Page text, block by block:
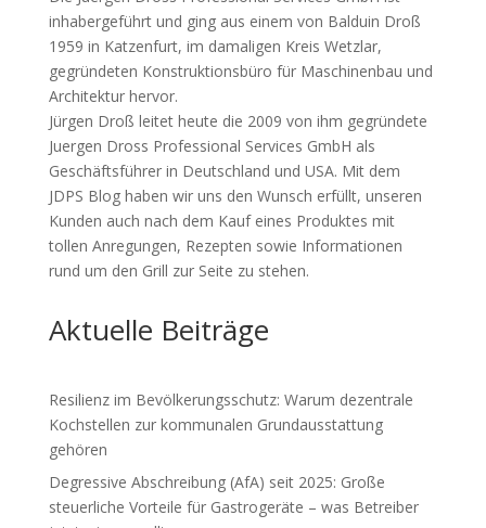
inhabergeführt und ging aus einem von Balduin Droß
1959 in Katzenfurt, im damaligen Kreis Wetzlar,
gegründeten Konstruktionsbüro für Maschinenbau und
Architektur hervor.
Jürgen Droß leitet heute die 2009 von ihm gegründete
Juergen Dross Professional Services GmbH als
Geschäftsführer in Deutschland und USA. Mit dem
JDPS Blog haben wir uns den Wunsch erfüllt, unseren
Kunden auch nach dem Kauf eines Produktes mit
tollen Anregungen, Rezepten sowie Informationen
rund um den Grill zur Seite zu stehen.
Aktuelle Beiträge
Resilienz im Bevölkerungsschutz: Warum dezentrale
Kochstellen zur kommunalen Grundausstattung
gehören
Degressive Abschreibung (AfA) seit 2025: Große
steuerliche Vorteile für Gastrogeräte – was Betreiber